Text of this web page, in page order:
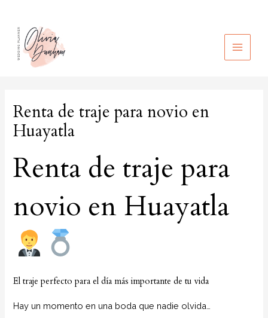
contenido
MAIN
Renta de traje para novio en
Huayatla
Renta de traje para
novio en Huayatla
El traje perfecto para el día más importante de tu vida
Hay un momento en una boda que nadie olvida…